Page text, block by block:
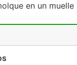
en un muelle